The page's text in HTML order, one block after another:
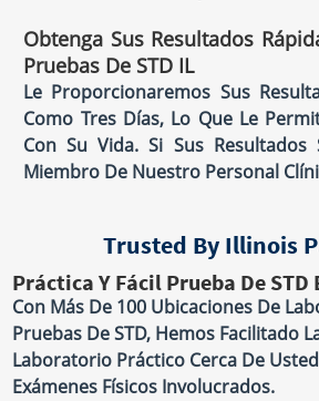
Obtenga Sus Resultados
Pruebas De STD IL
Le Proporcionaremos Sus
Como Tres Días, Lo Que Le
Con Su Vida. Si Sus Resultados
Miembro De Nuestro Personal
Trusted By Illinois
Práctica Y Fácil Prueba De
Con Más De 100 Ubicaciones De
Pruebas De STD, Hemos Facilitado
Laboratorio Práctico Cerca De
Exámenes Físicos Involucrados.